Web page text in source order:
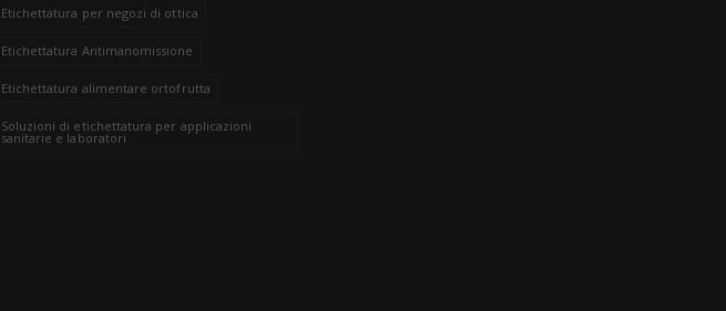
Etichettatura per negozi di ottica
Etichettatura Antimanomissione
Etichettatura alimentare ortofrutta
Soluzioni di etichettatura per applicazioni
sanitarie e laboratori